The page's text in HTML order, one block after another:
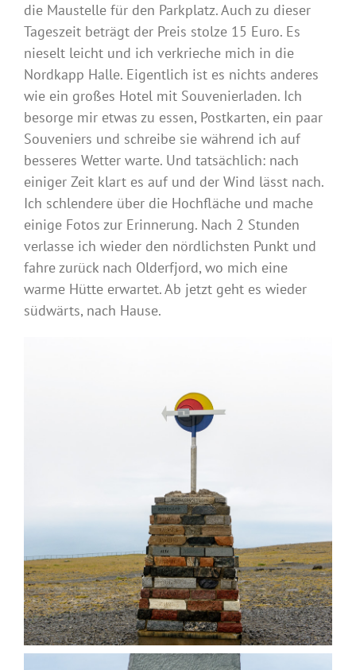
die Maustelle für den Parkplatz. Auch zu dieser
Tageszeit beträgt der Preis stolze 15 Euro. Es
nieselt leicht und ich verkrieche mich in die
Nordkapp Halle. Eigentlich ist es nichts anderes
wie ein großes Hotel mit Souvenierladen. Ich
besorge mir etwas zu essen, Postkarten, ein paar
Souveniers und schreibe sie während ich auf
besseres Wetter warte. Und tatsächlich: nach
einiger Zeit klart es auf und der Wind lässt nach.
Ich schlendere über die Hochfläche und mache
einige Fotos zur Erinnerung. Nach 2 Stunden
verlasse ich wieder den nördlichsten Punkt und
fahre zurück nach Olderfjord, wo mich eine
warme Hütte erwartet. Ab jetzt geht es wieder
südwärts, nach Hause.